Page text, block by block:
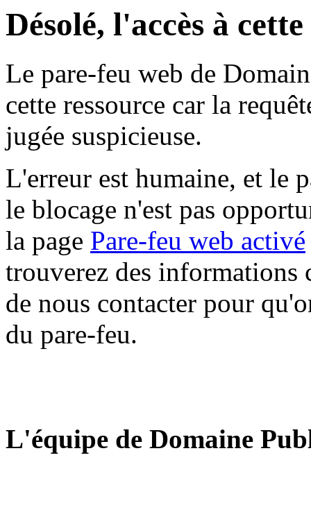
Désolé, l'accès à
Le pare-feu web de
cette ressource car la
jugée suspicieuse.
L'erreur est humaine, et le
le blocage n'est pas
la page Pare-feu web activé
trouverez des informations
de nous contacter pour
du pare-feu.
L'équipe de Domaine